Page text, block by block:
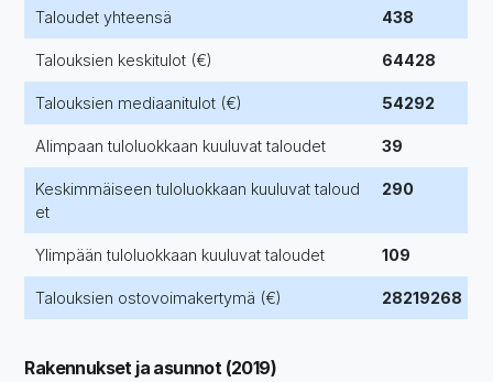
Taloudet yhteensä 438
Talouksien keskitulot (€) 64428
Talouksien mediaanitulot (€) 54292
Alimpaan tuloluokkaan kuuluvat taloudet 39
Keskimmäiseen tuloluokkaan kuuluvat taloud
et
290
Ylimpään tuloluokkaan kuuluvat taloudet 109
Talouksien ostovoimakertymä (€) 28219268
Rakennukset ja asunnot (2019)